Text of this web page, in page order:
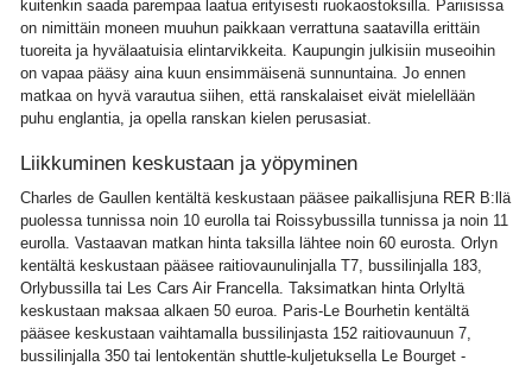
kuitenkin saada parempaa laatua erityisesti ruokaostoksilla. Pariisissa
on nimittäin moneen muuhun paikkaan verrattuna saatavilla erittäin
tuoreita ja hyvälaatuisia elintarvikkeita. Kaupungin julkisiin museoihin
on vapaa pääsy aina kuun ensimmäisenä sunnuntaina. Jo ennen
matkaa on hyvä varautua siihen, että ranskalaiset eivät mielellään
puhu englantia, ja opella ranskan kielen perusasiat.
Liikkuminen keskustaan ja yöpyminen
Charles de Gaullen kentältä keskustaan pääsee paikallisjuna RER B:llä
puolessa tunnissa noin 10 eurolla tai Roissybussilla tunnissa ja noin 11
eurolla. Vastaavan matkan hinta taksilla lähtee noin 60 eurosta. Orlyn
kentältä keskustaan pääsee raitiovaunulinjalla T7, bussilinjalla 183,
Orlybussilla tai Les Cars Air Francella. Taksimatkan hinta Orlyltä
keskustaan maksaa alkaen 50 euroa. Paris-Le Bourhetin kentältä
pääsee keskustaan vaihtamalla bussilinjasta 152 raitiovaunuun 7,
bussilinjalla 350 tai lentokentän shuttle-kuljetuksella Le Bourget -